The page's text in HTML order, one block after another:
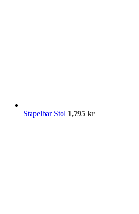
Stapelbar Stol 1,795 kr